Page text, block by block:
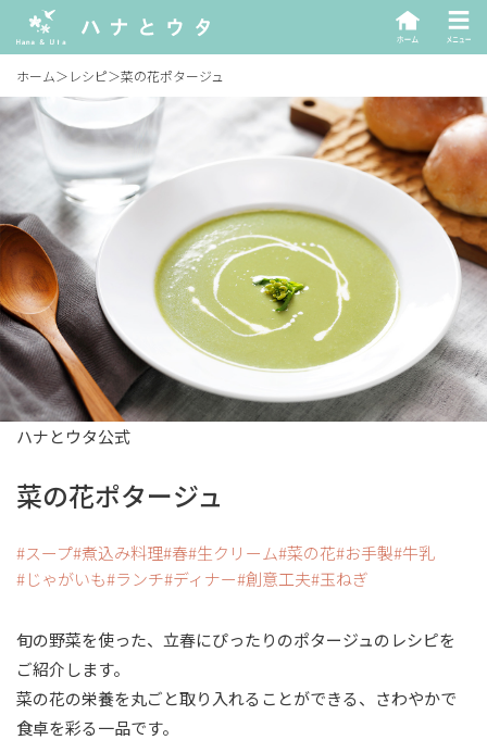
ホーム＞ レシピ＞菜の花ポタージュ
ハナとウタ公式
菜の花ポタージュ
スープ 煮込み料理 春 生クリーム 菜の花 お手製 牛乳
じゃがいも ランチ ディナー 創意工夫 玉ねぎ
旬の野菜を使った、立春にぴったりのポタージュのレシピを
ご紹介します。
菜の花の栄養を丸ごと取り入れることができる、さわやかで
食卓を彩る一品です。